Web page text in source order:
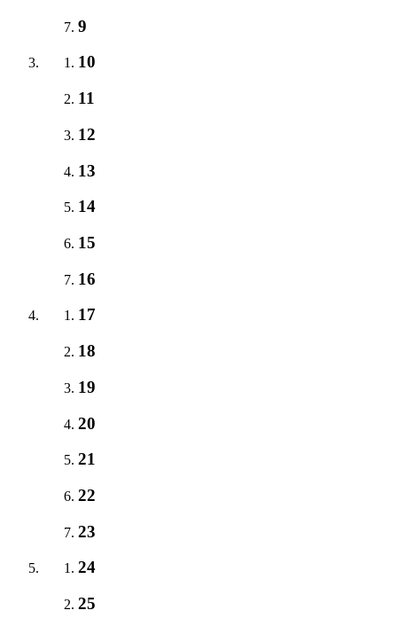
9
10
11
12
13
14
15
16
17
18
19
20
21
22
23
24
25